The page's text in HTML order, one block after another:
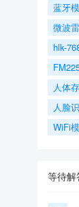
蓝牙
微波
hlk-
人体
人脸
WiFi
等待解